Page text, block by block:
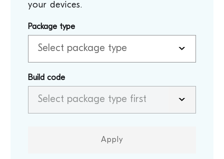
your devices.
Package type
Build code
Apply